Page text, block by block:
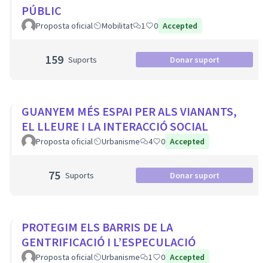
PÚBLIC
Proposta oficial Mobilitat 1 0 Accepted
159 Suports Donar suport
GUANYEM MÉS ESPAI PER ALS VIANANTS,
EL LLEURE I LA INTERACCIÓ SOCIAL
Proposta oficial Urbanisme 4 0 Accepted
75 Suports Donar suport
PROTEGIM ELS BARRIS DE LA
GENTRIFICACIÓ I L’ESPECULACIÓ
Proposta oficial Urbanisme 1 0 Accepted